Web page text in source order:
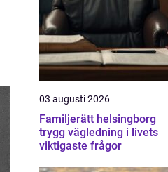
03 augusti 2026
Familjerätt helsingborg
trygg vägledning i livets
viktigaste frågor